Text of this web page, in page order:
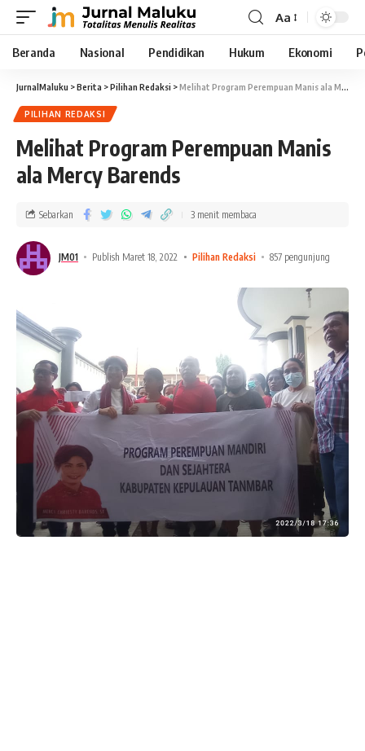
Aa
Beranda Nasional Pendidikan Hukum Ekonomi
JurnalMaluku >Berita >Pilihan Redaksi >Melihat Program Perempuan Manis ala Mercy Barends
PILIHAN REDAKSI
Melihat Program Perempuan Manis
ala Mercy Barends
JM01 Publish Maret 18, 2022 Pilihan Redaksi 857 pengunjung
Sebarkan 3 menit membaca